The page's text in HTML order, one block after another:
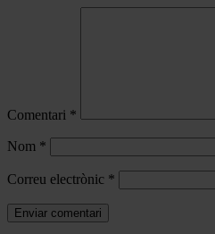
Comentari *
Nom *
Correu electrònic *